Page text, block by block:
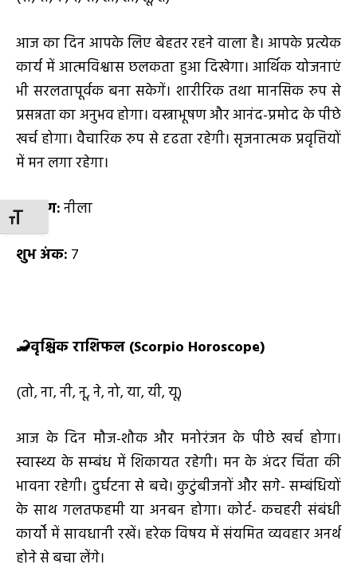
TOGGLE FONT SIZE
आज का दिन आपके लिए बेहतर रहने वाला है। आपके प्रत्येक
कार्य में आत्मविश्वास छलकता हुआ दिखेगा। आर्थिक योजनाएं
भी सरलतापूर्वक बना सकेगें। शारीरिक तथा मानसिक रुप से
प्रसन्नता का अनुभव होगा। वस्त्राभूषण और आनंद-प्रमोद के पीछे
खर्च होगा। वैचारिक रुप से दृढता रहेगी। सृजनात्मक प्रवृत्तियों
में मन लगा रहेगा।
शुभ रंग:नीला
शुभ अंक: 7
🦂वृश्चिक राशिफल (Scorpio Horoscope)
(तो, ना, नी, नू, ने, नो, या, यी, यू)
आज के दिन मौज-शौक और मनोरंजन के पीछे खर्च होगा।
स्वास्थ्य के सम्बंध में शिकायत रहेगी। मन के अंदर चिंता की
भावना रहेगी। दुर्घटना से बचे। कुटुंबीजनों और सगे- सम्बंधियों
के साथ गलतफहमी या अनबन होगा। कोर्ट- कचहरी संबंधी
कार्यों में सावधानी रखें। हरेक विषय में संयमित व्यवहार अनर्थ
होने से बचा लेंगे।